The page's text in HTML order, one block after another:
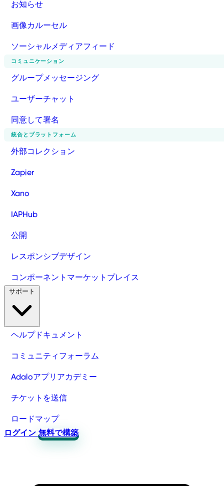
お知らせ
画像カルーセル
ソーシャルメディアフィード
コミュニケーション
グループメッセージング
ユーザーチャット
同意して署名
統合とプラットフォーム
外部コレクション
Zapier
Xano
IAPHub
公開
レスポンシブデザイン
コンポーネントマーケットプレイス
ヘルプドキュメント
コミュニティフォーラム
Adaloアプリアカデミー
チケットを送信
ロードマップ
ログイン 無料で構築